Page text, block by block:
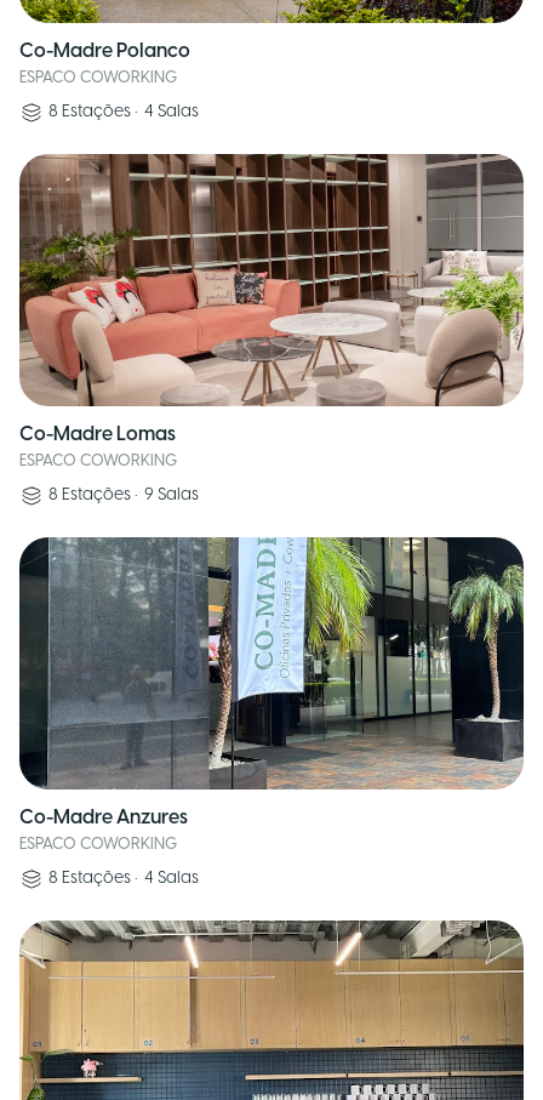
Co-Madre Polanco
ESPACO COWORKING
8 Estações • 4 Salas
Co-Madre Lomas
ESPACO COWORKING
8 Estações • 9 Salas
Co-Madre Anzures
ESPACO COWORKING
8 Estações • 4 Salas